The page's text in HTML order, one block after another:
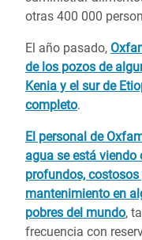
otras 400 000
El año pasado,
de los pozos de
Kenia y el sur de
completo.
El personal de
agua se está
profundos,
mantenimiento en
pobres del mundo,
frecuencia con